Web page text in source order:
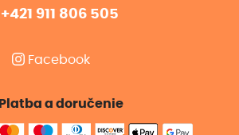
+421 911 806 505
Facebook
Platba a doručenie